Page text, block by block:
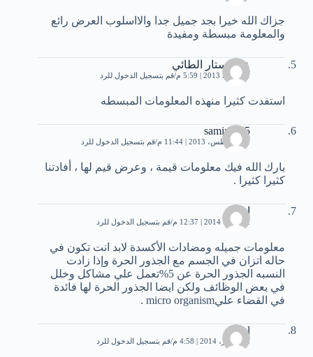
جزاك الله خيرا بجد جميل جدا والااسلوب العرض رائع
والمعلومة مبسطة ومفيدة
عبدالستار الطائي
21 يونيو، 2013 | 5:59 م قم بتسجيل الدخول للرد
استفدت كثيرا منهذه المعلومات المبسطه
samir1995
21 أغسطس، 2013 | 11:44 م قم بتسجيل الدخول للرد
بارك الله فيك معلومات قيمة ، وعرض قيم لها ، أفادتنا
كثيرا كثيرا .
اسيل
2 فبراير، 2014 | 12:37 م قم بتسجيل الدخول للرد
معلومات جميله ومضادات الأكسدة لابد انت تكون في
حاله اتزان في الجسم مع الجذور الحرة وإذا زادت
النسبه الجذور الحرة عن 5%تعمل علي مشاكل وخلل
في بعض الوظائف ولكن ايضا الجذور الحرة لها فائدة
في القضاء عليmicro organism .
amal
12 فبراير، 2014 | 4:58 م قم بتسجيل الدخول للرد